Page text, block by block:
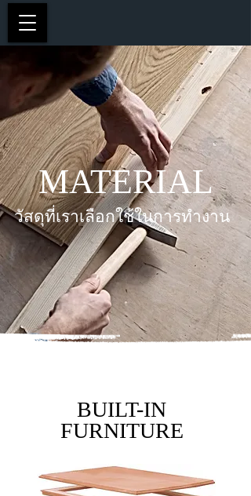
MATERIAL
วัสดุที่เราเลือกใช้ในการทำงาน
BUILT-IN
FURNITURE